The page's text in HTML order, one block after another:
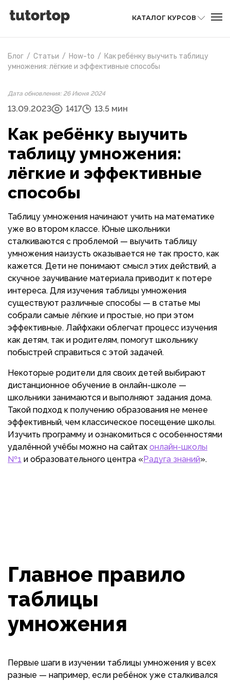
КАТАЛОГ КУРСОВ
Блог / Статьи / How-to / Как ребёнку выучить таблицу
умножения: лёгкие и эффективные способы
Дата обновления: 26 Июня 2024
13.09.2023 1417 13.5 мин
Как ребёнку выучить
таблицу умножения:
лёгкие и эффективные
способы
Таблицу умножения начинают учить на математике
уже во втором классе. Юные школьники
сталкиваются с проблемой — выучить таблицу
умножения наизусть оказывается не так просто, как
кажется. Дети не понимают смысл этих действий, а
скучное заучивание материала приводит к потере
интереса. Для изучения таблицы умножения
существуют различные способы — в статье мы
собрали самые лёгкие и простые, но при этом
эффективные. Лайфхаки облегчат процесс изучения
как детям, так и родителям, помогут школьнику
побыстрей справиться с этой задачей.
Некоторые родители для своих детей выбирают
дистанционное обучение в онлайн-школе —
школьники занимаются и выполняют задания дома.
Такой подход к получению образования не менее
эффективный, чем классическое посещение школы.
Изучить программу и ознакомиться с особенностями
удалённой учёбы можно на сайтах онлайн-школы
№1 и образовательного центра «Радуга знаний».
Главное правило
таблицы
умножения
Первые шаги в изучении таблицы умножения у всех
разные — например, если ребёнок уже сталкивался